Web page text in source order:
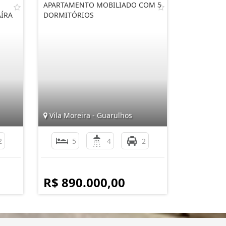
APARTAMENTO MOBILIADO COM 5
DORMITÓRIOS
Vila Moreira - Guarulhos
5 4 2
R$ 890.000,00